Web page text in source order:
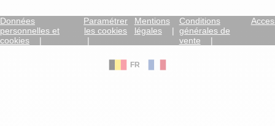
Données
personnelles et
cookies
Paramétrer
les cookies
Mentions
légales
Conditions
générales de
vente
FR